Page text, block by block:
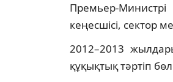
Премьер-
кеңесшісі, сектор
2012–2013
құқықтық тәртіп